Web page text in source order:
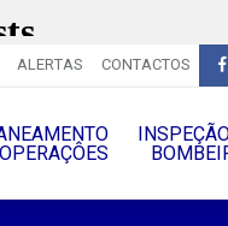
ALERTAS CONTACTOS